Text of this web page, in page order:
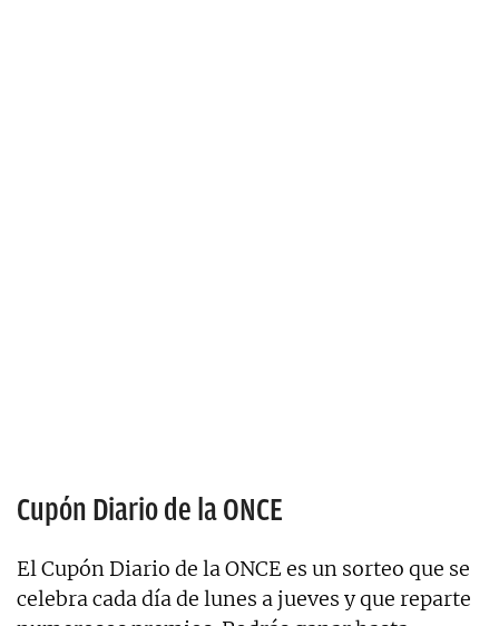
Cupón Diario de la ONCE
El Cupón Diario de la ONCE es un sorteo que se
celebra cada día de lunes a jueves y que reparte